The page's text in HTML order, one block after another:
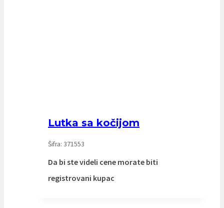
Lutka sa kočijom
Šifra: 371553
Da bi ste videli cene morate biti
registrovani kupac